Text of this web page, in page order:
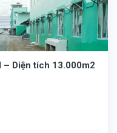
– Diện tích 13.000m2